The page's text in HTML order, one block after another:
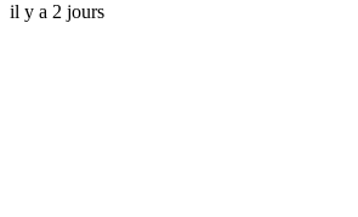
il y a 2 jours